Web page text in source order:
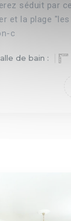
séduit par
et la plage "les
c
de bain :